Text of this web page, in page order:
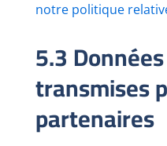
notre politique
5.3
transmises
partenaires